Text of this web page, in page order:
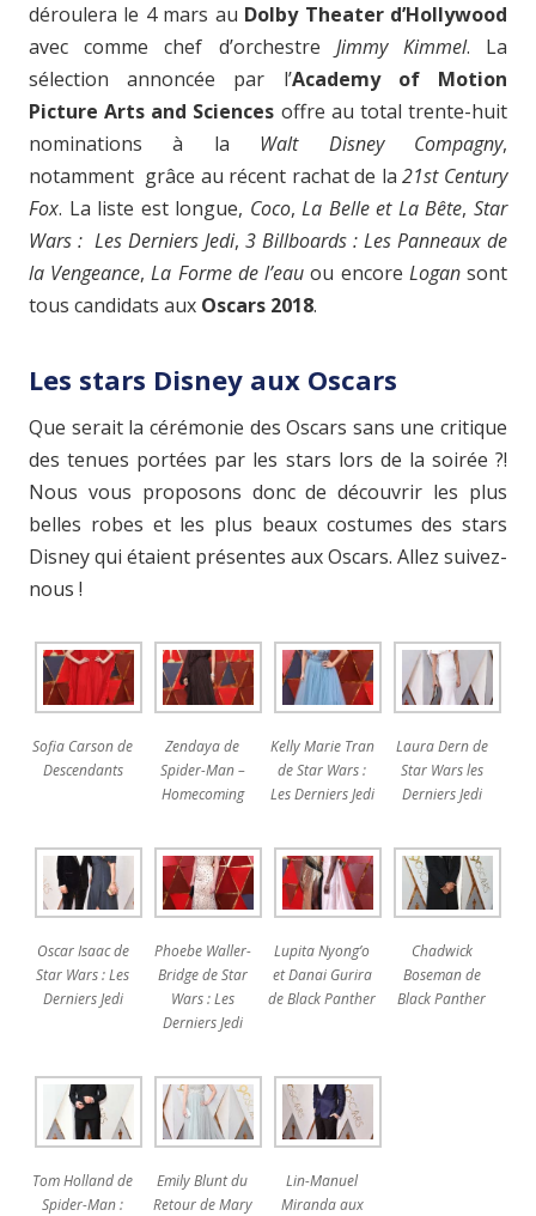
déroulera le 4 mars au Dolby Theater d’Hollywood
avec comme chef d’orchestre Jimmy Kimmel. La
sélection annoncée par l’Academy of Motion
Picture Arts and Sciences offre au total trente-huit
nominations à la Walt Disney Compagny,
notamment grâce au récent rachat de la21st Century
Fox. La liste est longue, Coco,La Belle et La Bête,Star
Wars : Les Derniers Jedi, 3 Billboards : Les Panneaux de
la Vengeance,La Forme de l’eau ou encore Logansont
tous candidats aux Oscars 2018.
Les stars Disney aux Oscars
Que serait la cérémonie des Oscars sans une critique
des tenues portées par les stars lors de la soirée ?!
Nous vous proposons donc de découvrir les plus
belles robes et les plus beaux costumes des stars
Disney qui étaient présentes aux Oscars. Allez suivez-
nous !
Sofia Carson de
Descendants
Zendaya de
Spider-Man –
Homecoming
Kelly Marie Tran
de Star Wars :
Les Derniers Jedi
Laura Dern de
Star Wars les
Derniers Jedi
Oscar Isaac de
Star Wars : Les
Derniers Jedi
Phoebe Waller-
Bridge de Star
Wars : Les
Derniers Jedi
Lupita Nyong’o
et Danai Gurira
de Black Panther
Chadwick
Boseman de
Black Panther
Tom Holland de
Spider-Man :
Emily Blunt du
Retour de Mary
Lin-Manuel
Miranda aux